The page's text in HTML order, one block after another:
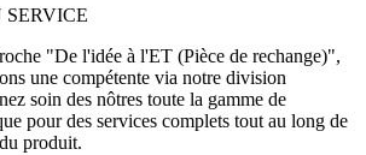
"De l'idée à l'ET (Pièce de rechange)",
une compétente via notre division
soin des nôtres toute la gamme de
pour des services complets tout au long de
produit.